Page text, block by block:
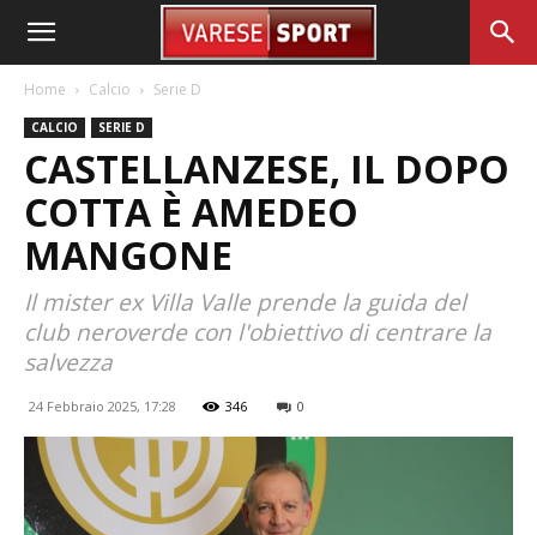
Home Calcio Serie D
CALCIO SERIE D
CASTELLANZESE, IL DOPO
COTTA È AMEDEO
MANGONE
Il mister ex Villa Valle prende la guida del
club neroverde con l'obiettivo di centrare la
salvezza
24 Febbraio 2025, 17:28 346 0